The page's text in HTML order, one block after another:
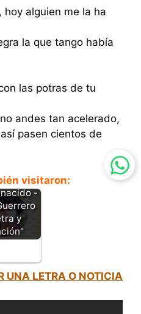
hoy alguien me la ha
la que tango había
las potras de tu
andes tan acelerado,
pasen cientos de
visitaron:
-
y
UNA LETRA O NOTICIA